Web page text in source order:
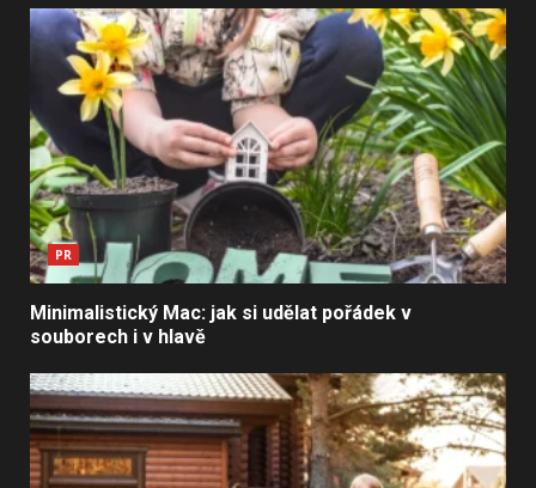
PR
Minimalistický Mac: jak si udělat pořádek v
souborech i v hlavě